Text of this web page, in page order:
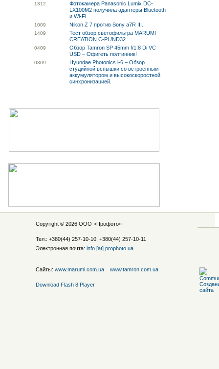
1312
Фотокамера Panasonic Lumix DC-
LX100M2 получила адаптеры Bluetooth
и Wi-Fi
1009 Nikon Z 7 против Sony a7R III.
1409
Тест обзор светофильтра MARUMI
CREATION C-PL/ND32
0409
Обзор Tamron SP 45mm f/1.8 Di VC
USD – Офигеть полтинник!
0309
Hyundae Photonics i-6 – Обзор
студийной вспышки со встроенным
аккумулятором и высокоскоростной
синхронизацией.
Copyright © 2026 ООО «Профото»
Тел.: +380(44) 257-10-10, +380(44) 257-10-11
Электронная почта: info [at] prophoto.ua
Сайты: www.marumi.com.ua www.tamron.com.ua
Download Flash 8 Player